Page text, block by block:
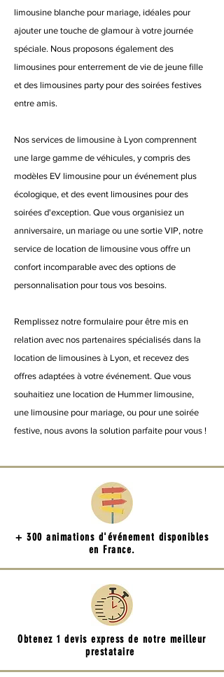
limousine blanche pour mariage, idéales pour
ajouter une touche de glamour à votre journée
spéciale. Nous proposons également des
limousines pour enterrement de vie de jeune fille
et des limousines party pour des soirées festives
entre amis.
Nos services de limousine à Lyon comprennent
une large gamme de véhicules, y compris des
modèles EV limousine pour un événement plus
écologique, et des event limousines pour des
soirées d'exception. Que vous organisiez un
anniversaire, un mariage ou une sortie VIP, notre
service de location de limousine vous offre un
confort incomparable avec des options de
personnalisation pour tous vos besoins.
Remplissez notre formulaire pour être mis en
relation avec nos partenaires spécialisés dans la
location de limousines à Lyon, et recevez des
offres adaptées à votre événement. Que vous
souhaitiez une location de Hummer limousine,
une limousine pour mariage, ou pour une soirée
festive, nous avons la solution parfaite pour vous !
+ 300 animations d'événement disponibles
en France.
Obtenez 1 devis express de notre meilleur
prestataire